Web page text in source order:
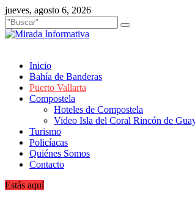
Saltar
al
contenido
jueves, agosto 6, 2026
Inicio
Bahía de Banderas
Puerto Vallarta
Compostela
Hoteles de Compostela
Video Isla del Coral Rincón de
Turismo
Policíacas
Quiénes Somos
Contacto
Estás aquí